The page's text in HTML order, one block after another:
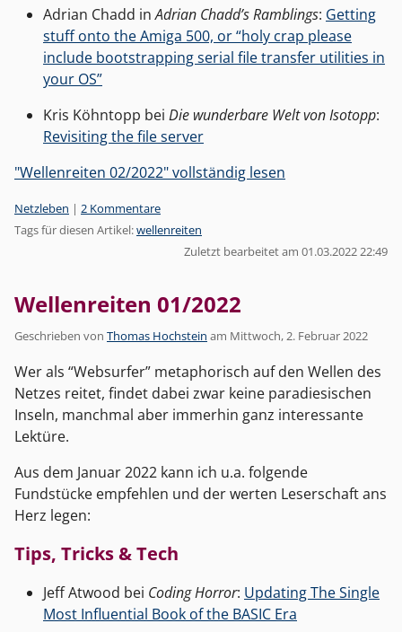
Adrian Chadd inAdrian Chadd’s Ramblings: Getting
stuff onto the Amiga 500, or “holy crap please
include bootstrapping serial file transfer utilities in
your OS”
Kris Köhntopp bei Die wunderbare Welt von Isotopp:
Revisiting the file server
"Wellenreiten 02/2022" vollständig lesen
Kategorien:
Netzleben | 2 Kommentare
Tags für diesen Artikel:wellenreiten
Zuletzt bearbeitet am 01.03.2022 22:49
Wellenreiten 01/2022
Geschrieben von Thomas Hochstein am Mittwoch, 2. Februar 2022
Wer als “Websurfer” metaphorisch auf den Wellen des
Netzes reitet, findet dabei zwar keine paradiesischen
Inseln, manchmal aber immerhin ganz interessante
Lektüre.
Aus dem Januar 2022 kann ich u.a. folgende
Fundstücke empfehlen und der werten Leserschaft ans
Herz legen:
Tips, Tricks & Tech
Jeff Atwood bei Coding Horror: Updating The Single
Most Influential Book of the BASIC Era